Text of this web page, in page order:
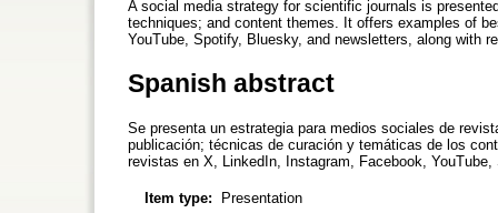
A social media strategy for scientific journals is
techniques; and content themes. It offers examples of
YouTube, Spotify, Bluesky, and newsletters, along with
Spanish abstract
Se presenta un estrategia para medios sociales de
publicación; técnicas de curación y temáticas de los
revistas en X, LinkedIn, Instagram, Facebook,
Item type:
Presentation